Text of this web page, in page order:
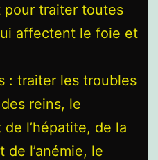
pour traiter toutes
affectent le foie et
: traiter les troubles
reins, le
l’hépatite, de la
de l’anémie, le